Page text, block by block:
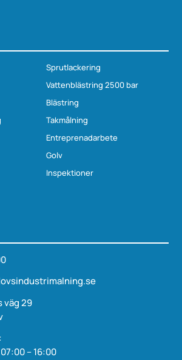
Sprutlackering
Vattenblästring 2500 bar
Blästring
Takmålning
Entreprenadarbete
Golv
Inspektioner
väg 29
– 16:00